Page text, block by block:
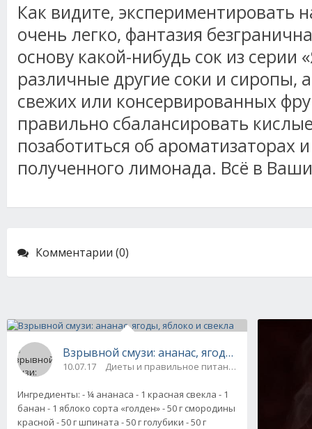
Как видите, экспериментировать
очень легко, фантазия
основу какой-нибудь сок из серии
различные другие соки и сиропы,
свежих или консервированных
правильно сбалансировать
позаботиться об ароматизаторах
полученного лимонада. Всё в
Комментарии (0)
Взрывной смузи: ананас, ягоды, яблоко и
10.07.17 Диеты и правильное питание / Напитки
Ингредиенты: - ¼ ананаса - 1 красная свекла - 1
банан - 1 яблоко сорта «голден» - 50 г смородины
красной - 50 г шпината - 50 г голубики - 50 г